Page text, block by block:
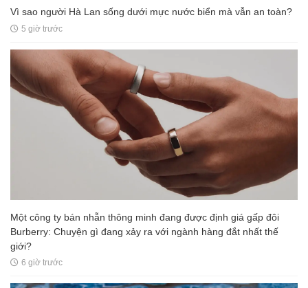
Vì sao người Hà Lan sống dưới mực nước biển mà vẫn an toàn?
5 giờ trước
Một công ty bán nhẫn thông minh đang được định giá gấp đôi
Burberry: Chuyện gì đang xảy ra với ngành hàng đắt nhất thế
giới?
6 giờ trước